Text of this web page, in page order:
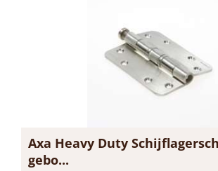
Axa Heavy Duty
gebo...